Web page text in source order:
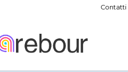
Contatti